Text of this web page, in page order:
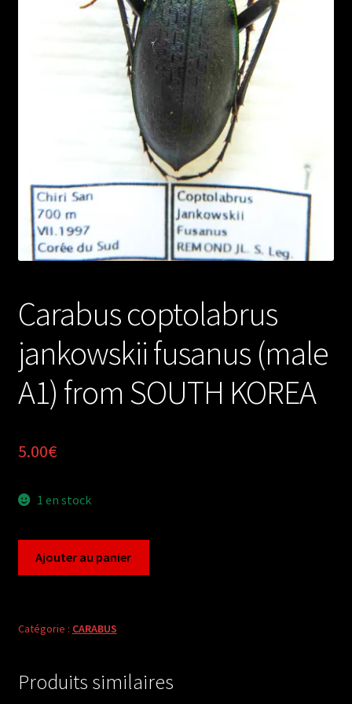
Carabus coptolabrus
jankowskii fusanus (male
A1) from SOUTH KOREA
5.00€
1 en stock
jankowskii
A1)
Ajouter au panier
Catégorie : CARABUS
Produits similaires